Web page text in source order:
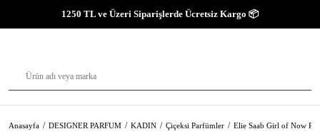
1250 TL ve Üzeri Siparişlerde Ücretsiz Kargo 📦
Anasayfa DESIGNER PARFUM KADIN Çiçeksi Parfümler Elie Saab Girl of Now